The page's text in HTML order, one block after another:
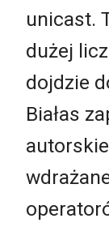
unicast.
dużej
dojdzie
Białas